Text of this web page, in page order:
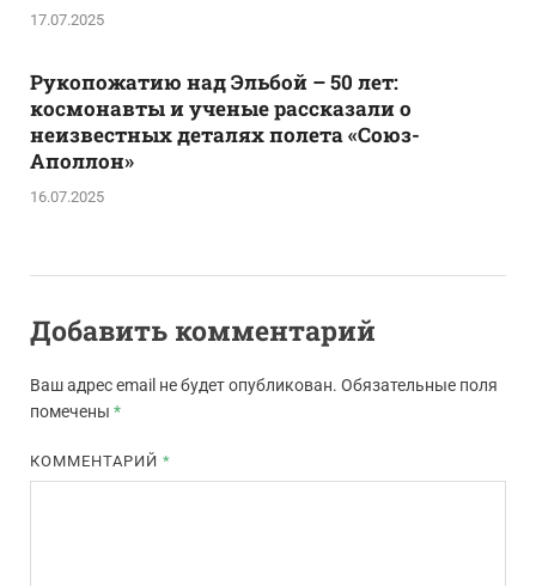
17.07.2025
Рукопожатию над Эльбой – 50 лет:
космонавты и ученые рассказали о
неизвестных деталях полета «Союз-
Аполлон»
16.07.2025
Добавить комментарий
Ваш адрес email не будет опубликован. Обязательные поля
помечены *
КОММЕНТАРИЙ*